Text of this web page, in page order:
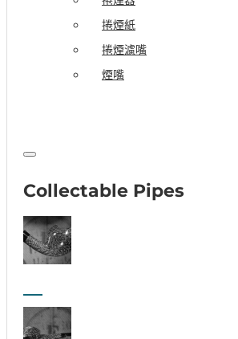
捲煙紙
捲煙濾嘴
煙嘴
Collectable Pipes